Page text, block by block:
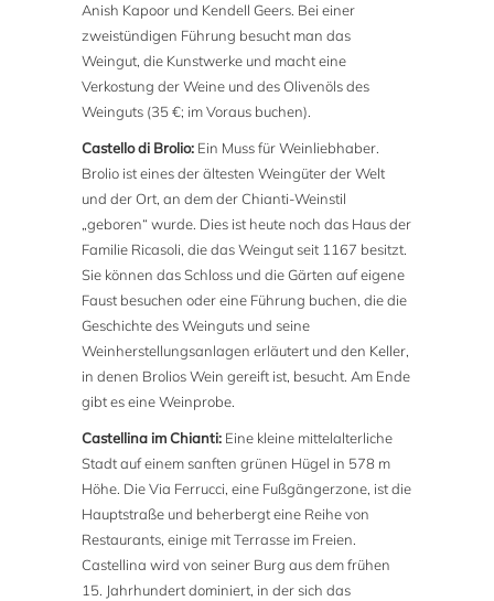
Anish Kapoor und Kendell Geers. Bei einer
zweistündigen Führung besucht man das
Weingut, die Kunstwerke und macht eine
Verkostung der Weine und des Olivenöls des
Weinguts (35 €; im Voraus buchen).
Castello di Brolio: Ein Muss für Weinliebhaber.
Brolio ist eines der ältesten Weingüter der Welt
und der Ort, an dem der Chianti-Weinstil
„geboren“ wurde. Dies ist heute noch das Haus der
Familie Ricasoli, die das Weingut seit 1167 besitzt.
Sie können das Schloss und die Gärten auf eigene
Faust besuchen oder eine Führung buchen, die die
Geschichte des Weinguts und seine
Weinherstellungsanlagen erläutert und den Keller,
in denen Brolios Wein gereift ist, besucht. Am Ende
gibt es eine Weinprobe.
Castellina im Chianti: Eine kleine mittelalterliche
Stadt auf einem sanften grünen Hügel in 578 m
Höhe. Die Via Ferrucci, eine Fußgängerzone, ist die
Hauptstraße und beherbergt eine Reihe von
Restaurants, einige mit Terrasse im Freien.
Castellina wird von seiner Burg aus dem frühen
15. Jahrhundert dominiert, in der sich das